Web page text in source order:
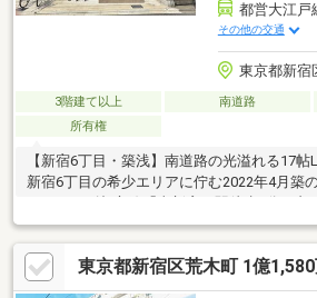
都営大江戸
その他の交通
東京都新宿
3階建て以上 南道路
所有権
【新宿6丁目・築浅】南道路の光溢れる17
新宿6丁目の希少エリアに佇む2022年4月築
駅徒歩13分など3路線利用可能。通勤通学に
ります。◆陽だまりの17帖LDK南道路に面
らの視線が気になりにくい2階リビングは、
い光が差し込む大空間です。◆ゆとりの
東京都新宿区荒木町 1億